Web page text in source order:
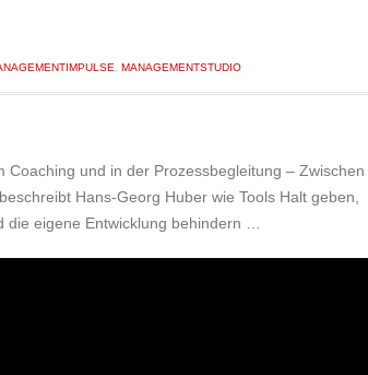
MANAGEMENTSTUDIO
Coaching und in der Prozessbegleitung – Zwischen
Hans-Georg Huber wie Tools Halt geben,
eigene Entwicklung behindern …